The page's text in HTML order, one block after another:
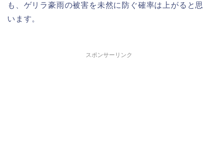
も、ゲリラ豪雨の被害を未然に防ぐ確率は上がると思
います。
スポンサーリンク